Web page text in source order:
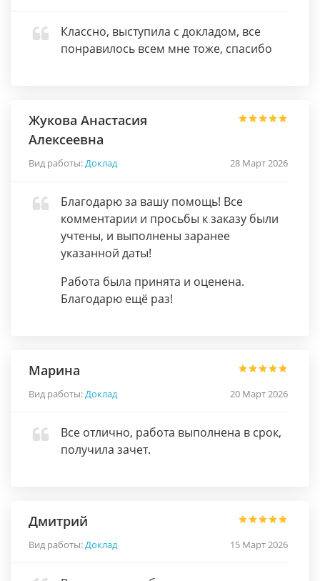
Классно, выступила с докладом, все
понравилось всем мне тоже, спасибо
Жукова Анастасия
Алексеевна
Вид работы:Доклад 28 Март 2026
Благодарю за вашу помощь! Все
комментарии и просьбы к заказу были
учтены, и выполнены заранее
указанной даты!
Работа была принята и оценена.
Благодарю ещё раз!
Марина
Вид работы:Доклад 20 Март 2026
Все отлично, работа выполнена в срок,
получила зачет.
Дмитрий
Вид работы:Доклад 15 Март 2026